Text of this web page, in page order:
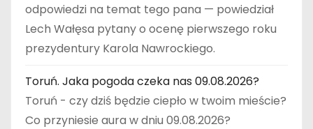
odpowiedzi na temat tego pana — powiedział
Lech Wałęsa pytany o ocenę pierwszego roku
prezydentury Karola Nawrockiego.
Toruń. Jaka pogoda czeka nas 09.08.2026?
Toruń - czy dziś będzie ciepło w twoim mieście?
Co przyniesie aura w dniu 09.08.2026?